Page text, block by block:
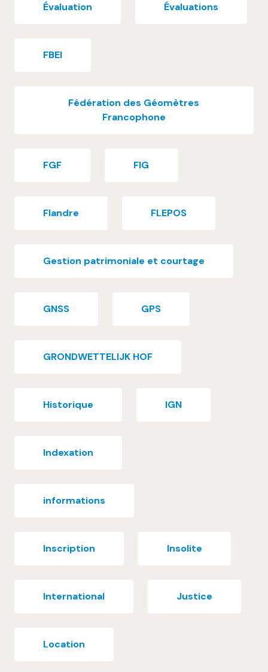
Évaluation Évaluations
FBEI
Fédération des Géomètres
Francophone
FGF FIG
Flandre FLEPOS
Gestion patrimoniale et courtage
GNSS GPS
GRONDWETTELIJK HOF
Historique IGN
Indexation
informations
Inscription Insolite
International Justice
Location